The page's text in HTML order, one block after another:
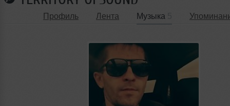
Профиль Лента Музыка